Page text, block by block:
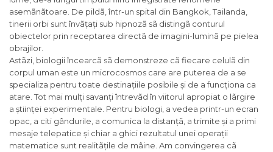
asemãnãtoare. De pildã, într-un spital din Bangkok, Tailanda,
tinerii orbi sunt învãțați sub hipnozã sã distingã conturul
obiectelor prin receptarea directã de imagini-luminã pe pielea
obrajilor.
Astãzi, biologii încearcã sã demonstreze cã fiecare celulã din
corpul uman este un microcosmos care are puterea de a se
specializa pentru toate destinațiile posibile și de a funcționa ca
atare. Tot mai mulți savanți întrevãd în viitorul apropiat o lãrgire
a științei experimentale. Pentru biologi, a vedea printr-un ecran
opac, a citi gândurile, a comunica la distanțã, a trimite și a primi
mesaje telepatice și chiar a ghici rezultatul unei operații
matematice sunt realitãțile de mâine. Am convingerea cã